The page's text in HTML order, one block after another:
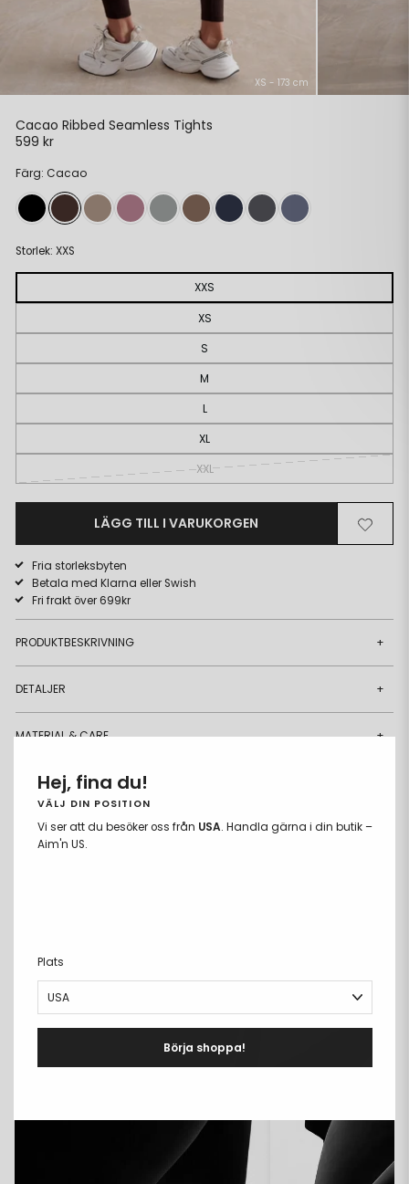
XS - 173 cm
Cacao Ribbed Seamless Tights
599 kr
Färg: Cacao
Storlek: XXS
XXS
XS
S
M
L
XL
XXL
LÄGG TILL I VARUKORGEN
Lägg
till
Ta
bort
Fria storleksbyten
Betala med Klarna eller Swish
Fri frakt över 699kr
PRODUKTBESKRIVNING +
DETALJER +
MATERIAL & CARE +
LEVERANS & RETUR
Hej, fina du!
VÄLJ DIN POSITION
Vi ser att du besöker oss från USA. Handla gärna i din butik –
Aim'n US.
Plats
Börja shoppa!